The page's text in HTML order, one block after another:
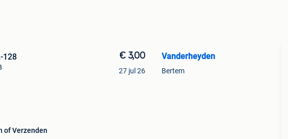
128
of Verzenden
€ 3,00
27 jul 26
Vanderheyden
Bertem